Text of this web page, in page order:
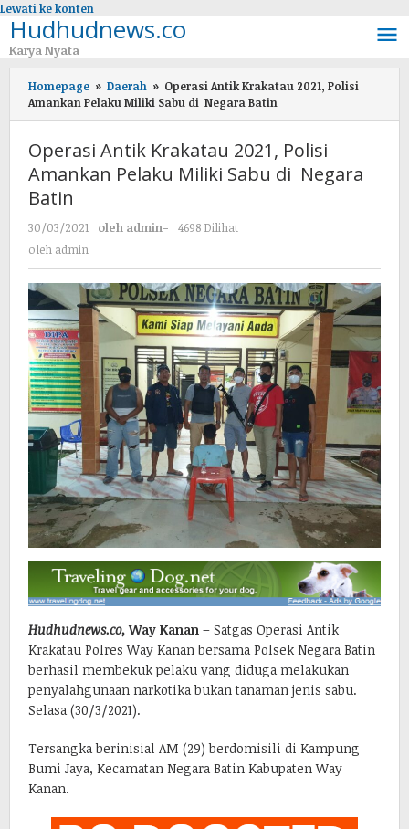
Lewati ke konten
Hudhudnews.co
Karya Nyata
Homepage » Daerah » Operasi Antik Krakatau 2021, Polisi
Amankan Pelaku Miliki Sabu di Negara Batin
Operasi Antik Krakatau 2021, Polisi
Amankan Pelaku Miliki Sabu di Negara
Batin
30/03/2021 oleh admin-
4698 Dilihat
oleh admin
Hudhudnews.co,Way Kanan – Satgas Operasi Antik
Krakatau Polres Way Kanan bersama Polsek Negara Batin
berhasil membekuk pelaku yang diduga melakukan
penyalahgunaan narkotika bukan tanaman jenis sabu.
Selasa (30/3/2021).
Tersangka berinisial AM (29) berdomisili di Kampung
Bumi Jaya, Kecamatan Negara Batin Kabupaten Way
Kanan.